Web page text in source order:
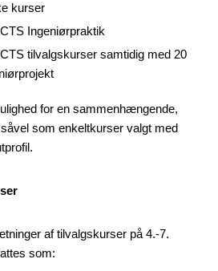
kurser
Ingeniørpraktik
tilvalgskurser samtidig med 20
for en sammenhængende,
som enkeltkurser valgt med
af tilvalgskurser på 4.-7.
som: